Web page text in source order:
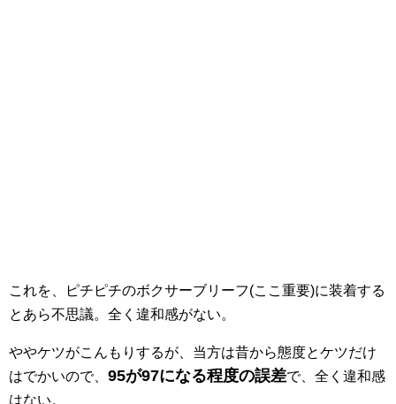
これを、ピチピチのボクサーブリーフ(ここ重要)に装着する
とあら不思議。全く違和感がない。
ややケツがこんもりするが、当方は昔から態度とケツだけ
はでかいので、 95が97になる程度の誤差で、全く違和感
はない。